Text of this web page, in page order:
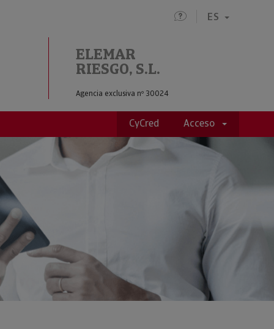
ES
ELEMAR
RIESGO, S.L.
Agencia exclusiva nº 30024
CyCred Acceso